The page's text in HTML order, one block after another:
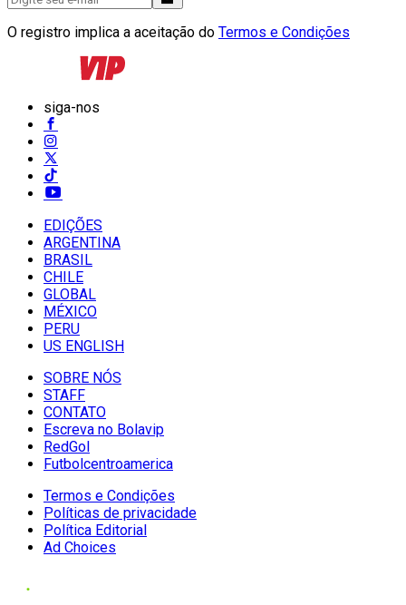
O registro implica a aceitação do Termos e Condições
siga-nos
EDIÇÕES
ARGENTINA
BRASIL
CHILE
GLOBAL
MÉXICO
PERU
US ENGLISH
SOBRE NÓS
STAFF
CONTATO
Escreva no Bolavip
RedGol
Futbolcentroamerica
Termos e Condições
Políticas de privacidade
Política Editorial
Ad Choices